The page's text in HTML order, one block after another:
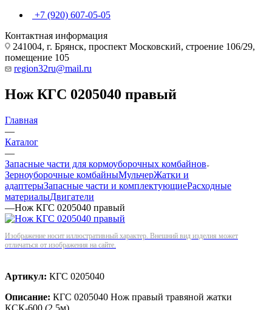
+7 (920) 607-05-05
Контактная информация
241004, г. Брянск, проспект Московский, строение 106/29,
помещение 105
region32ru@mail.ru
Нож КГС 0205040 правый
Главная
—
Каталог
—
Запасные части для кормоуборочных комбайнов
Зерноуборочные комбайныМульчерЖатки и
адаптерыЗапасные части и комплектующиеРасходные
материалыДвигатели
—Нож КГС 0205040 правый
Изображение носит иллюстративный характер. Внешний вид изделия может
отличаться от изображения на сайте.
Артикул: КГС 0205040
Описание: КГС 0205040 Нож правый травяной жатки
КСК-600 (2.5м)